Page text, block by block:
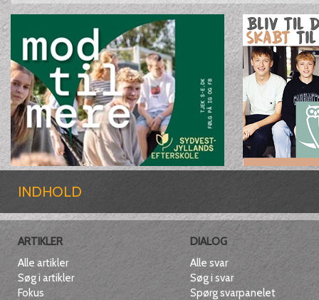
INDHOLD
ARTIKLER
Alle artikler
Søg i artikler
Fokus
DIALOG
Alle svar
Søg i svar
Spørg svarpanelet